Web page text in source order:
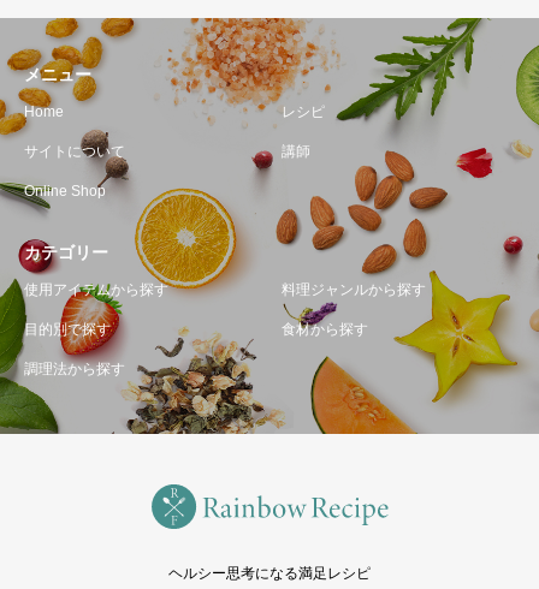
メニュー
Home レシピ
サイトについて 講師
Online Shop
カテゴリー
使用アイテムから探す 料理ジャンルから探す
目的別で探す 食材から探す
調理法から探す
ヘルシー思考になる満足レシピ